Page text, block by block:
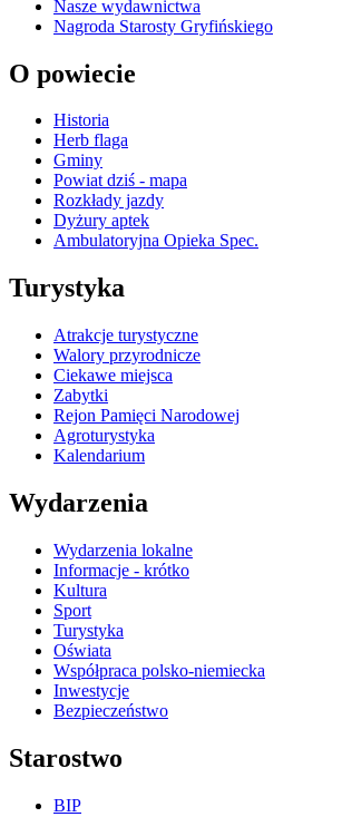
Nasze wydawnictwa
Nagroda Starosty Gryfińskiego
O powiecie
Historia
Herb flaga
Gminy
Powiat dziś - mapa
Rozkłady jazdy
Dyżury aptek
Ambulatoryjna Opieka Spec.
Turystyka
Atrakcje turystyczne
Walory przyrodnicze
Ciekawe miejsca
Zabytki
Rejon Pamięci Narodowej
Agroturystyka
Kalendarium
Wydarzenia
Wydarzenia lokalne
Informacje - krótko
Kultura
Sport
Turystyka
Oświata
Współpraca polsko-niemiecka
Inwestycje
Bezpieczeństwo
Starostwo
BIP